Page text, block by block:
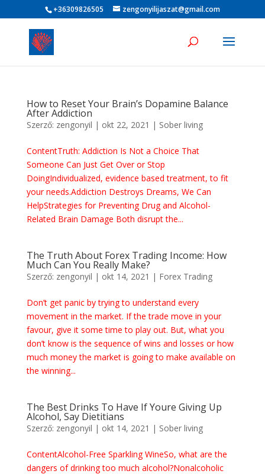
+36309826505 zengonyilijaszat@gmail.com
How to Reset Your Brain’s Dopamine Balance
After Addiction
Szerző: zengonyil | okt 22, 2021 | Sober living
ContentTruth: Addiction Is Not a Choice That
Someone Can Just Get Over or Stop
DoingIndividualized, evidence based treatment, to fit
your needs.Addiction Destroys Dreams, We Can
HelpStrategies for Preventing Drug and Alcohol-
Related Brain Damage Both disrupt the...
The Truth About Forex Trading Income: How
Much Can You Really Make?
Szerző: zengonyil | okt 14, 2021 | Forex Trading
Don’t get panic by trying to understand every
movement in the market. If the trade move in your
favour, give it some time to play out. But, what you
don’t know is the sequence of wins and losses or how
much money the market is going to make available on
the winning...
The Best Drinks To Have If Youre Giving Up
Alcohol, Say Dietitians
Szerző: zengonyil | okt 14, 2021 | Sober living
ContentAlcohol-Free Sparkling WineSo, what are the
dangers of drinking too much alcohol?Nonalcoholic